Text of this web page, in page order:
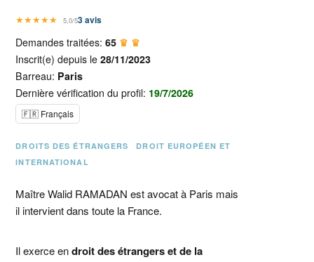
★★★★★ 5,0/53avis
Demandes traitées:65 ♛ ♛
Inscrit(e) depuis le28/11/2023
Barreau: Paris
Dernière vérification du profil: 19/7/2026
🇫🇷 Français
DROITS DES ÉTRANGERS
DROIT EUROPÉEN ET
INTERNATIONAL
Maître Walid RAMADAN est avocat à Paris mais
il intervient dans toute la France.
Il exerce endroit des étrangers et de la